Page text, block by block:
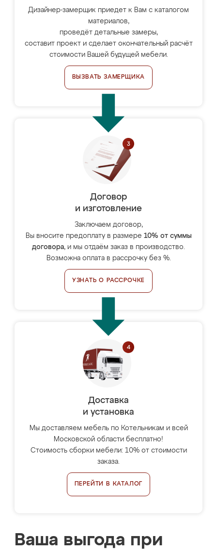
Дизайнер-замерщик приедет к Вам с каталогом
материалов,
проведёт детальные замеры,
составит проект и сделает окончательный расчёт
стоимости Вашей будущей мебели.
ВЫЗВАТЬ ЗАМЕРЩИКА
Договор
и изготовление
Заключаем договор,
Вы вносите предоплату в размере 10% от суммы
договора, и мы отдаём заказ в производство.
Возможна оплата в рассрочку без %.
УЗНАТЬ О РАССРОЧКЕ
Доставка
и установка
Мы доставляем мебель по Котельникам и всей
Московской области бесплатно!
Стоимость сборки мебели: 10% от стоимости
заказа.
ПЕРЕЙТИ В КАТАЛОГ
Ваша выгода при